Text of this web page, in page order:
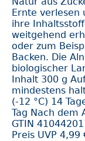
Ernte verlesen
ihre
weitgehend
oder zum
Backen. Die
biologischer
Inhalt 300 g
mindestens
(-12 °C) 14
Tag Nach dem
GTIN
Preis UVP